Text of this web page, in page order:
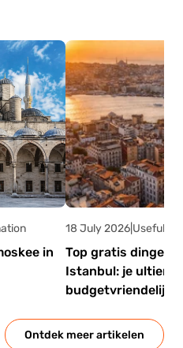
en Taksim voor
contant geld op bij
Ontdek meer artikelen
in
18 July 2026 Usefull
Top gratis dingen
Istanbul: je ultieme
budgetvriendelijke